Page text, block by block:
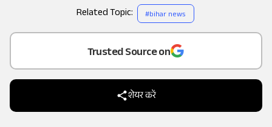
as a
Trusted Source on
शेयर करें
Related Topic: #bihar news